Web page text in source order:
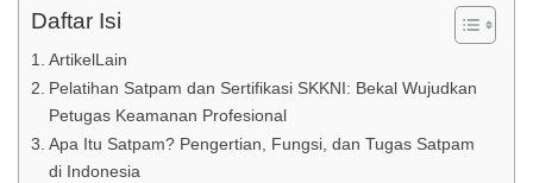
Daftar Isi
ArtikelLain
Pelatihan Satpam dan Sertifikasi SKKNI: Bekal Wujudkan
Petugas Keamanan Profesional
Apa Itu Satpam? Pengertian, Fungsi, dan Tugas Satpam
di Indonesia